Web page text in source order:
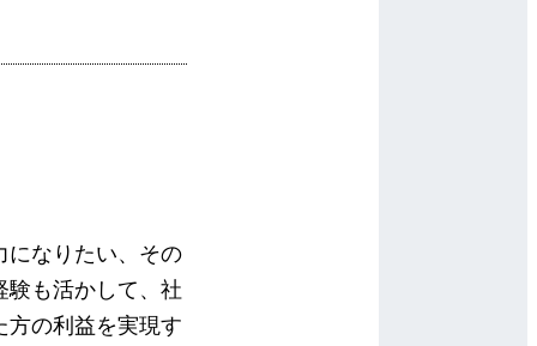
になりたい、その
験も活かして、社
方の利益を実現す